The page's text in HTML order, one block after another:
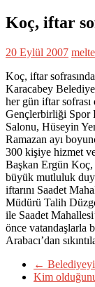
Koç, iftar
20 Eylül 2007
Koç, iftar
Karacabey
her gün iftar
Gençlerbirliği Spor
Salonu, Hüseyin
Ramazan ayı
300 kişiye hizmet
Başkan Ergün Koç,
büyük mutluluk
iftarını Saadet
Müdürü Talih
ile Saadet
önce vatandaşlarla
Arabacı’dan
←
Kim